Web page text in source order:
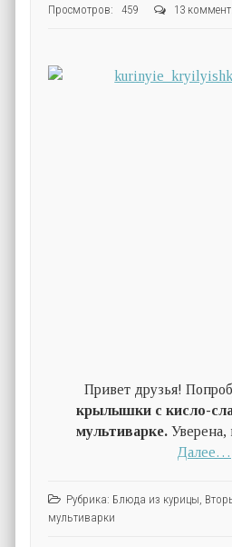
Просмотров: 459
13 коммент.
Привет друзья!
крылышки с кисло-
мультиварке.Уверена,
Далее…
Рубрика: Блюда из курицы,
мультиварки